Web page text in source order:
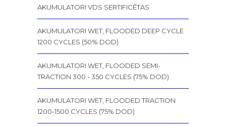
AKUMULATORI VDS SERTIFICĒTAS
AKUMULATORI WET, FLOODED DEEP CYCLE
1200 CYCLES (50% DOD)
AKUMULATORI WET, FLOODED SEMI-
TRACTION 300 - 350 CYCLES (75% DOD)
AKUMULATORI WET, FLOODED TRACTION
1200-1500 CYCLES (75% DOD)